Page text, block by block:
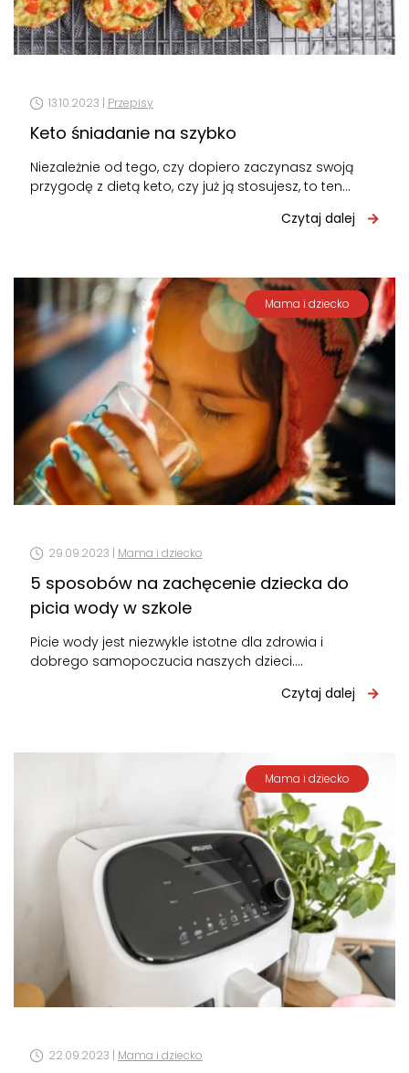
13.10.2023 | Przepisy
Keto śniadanie na szybko
Niezależnie od tego, czy dopiero zaczynasz swoją
przygodę z dietą keto, czy już ją stosujesz, to ten
Czytaj dalej
Mama i dziecko
29.09.2023 | Mama i dziecko
5 sposobów na zachęcenie dziecka do
picia wody w szkole
Picie wody jest niezwykle istotne dla zdrowia i
dobrego samopoczucia naszych dzieci.
Czytaj dalej
Mama i dziecko
22.09.2023 | Mama i dziecko